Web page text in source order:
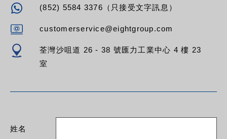
(852) 5584 3376（只接受文字訊息）
customerservice@eightgroup.com
荃灣沙咀道 26 - 38 號匯力工業中心 4 樓 23
室
姓名